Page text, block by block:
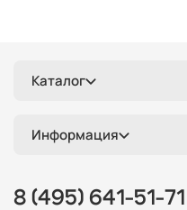
Каталог
Информация
8 (495) 641-51-71